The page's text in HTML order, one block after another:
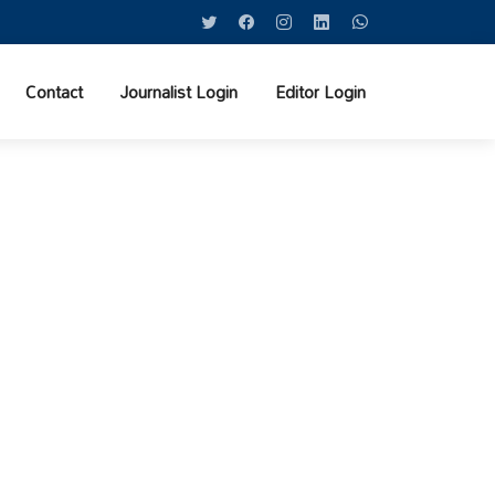
Contact Journalist Login Editor Login